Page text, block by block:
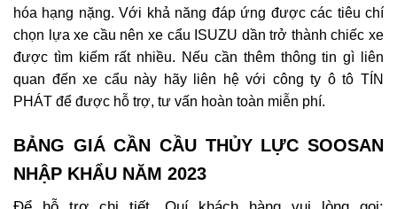
hóa hạng nặng. Với khả năng đáp ứng được các tiêu chí
chọn lựa xe cầu nên xe cẩu ISUZU dần trở thành chiếc xe
được tìm kiếm rất nhiều. Nếu cần thêm thông tin gì liên
quan đến xe cẩu này hãy liên hệ với công ty ô tô TÍN
PHÁT để được hỗ trợ, tư vấn hoàn toàn miễn phí.
BẢNG GIÁ CẦN CẦU THỦY LỰC SOOSAN
NHẬP KHẨU NĂM 2023